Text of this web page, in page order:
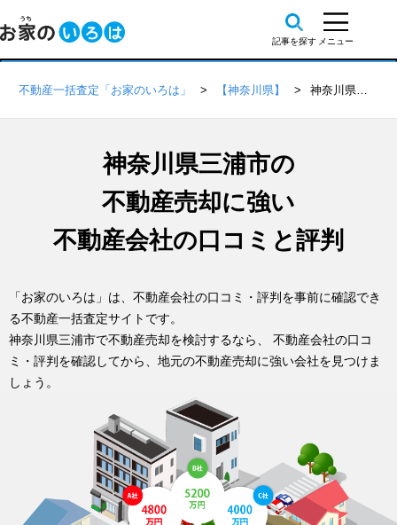
不動産一括査定「お家のいろは」 【神奈川県】 神奈川県三浦市の不動産会社 口コミ・評判一覧
神奈川県三浦市の
不動産売却に強い
不動産会社の口コミと評判
「お家のいろは」は、不動産会社の口コミ・評判を事前に確認でき
る不動産一括査定サイトです。
神奈川県三浦市で不動産売却を検討するなら、 不動産会社の口コ
ミ・評判を確認してから、地元の不動産売却に強い会社を見つけま
しょう。